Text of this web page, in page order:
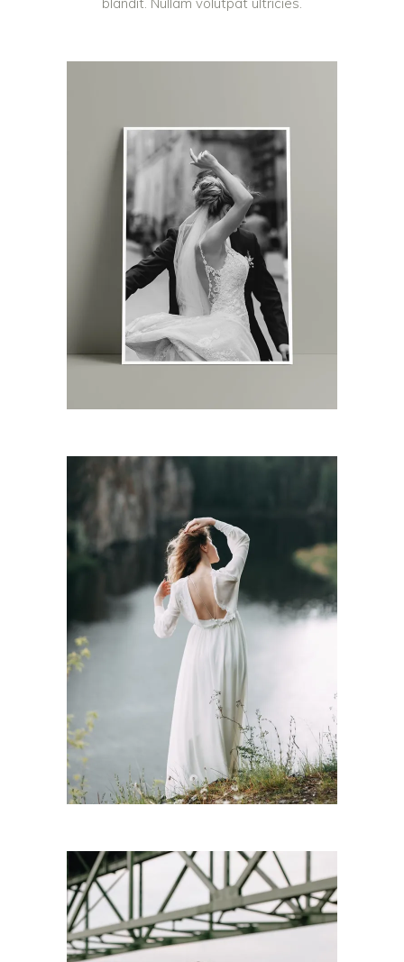
blandit. Nullam volutpat ultricies.